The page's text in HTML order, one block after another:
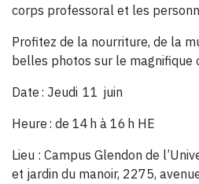
corps professoral et les
Profitez de la nourriture, de la
belles photos sur le magnifique
Date : Jeudi 11 juin
Heure : de 14 h à 16 h HE
Lieu : Campus Glendon de
et jardin du manoir, 2275,